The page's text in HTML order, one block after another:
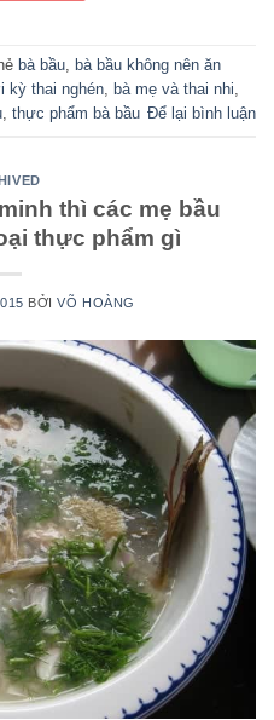
bà bầu, bà bầu không nên ăn
kỳ thai nghén, bà mẹ và thai nhi,
, thực phẩm bà bầu Để lại bình luận
thì các mẹ bầu
thực phẩm gì
BỞIVÕ HOÀNG